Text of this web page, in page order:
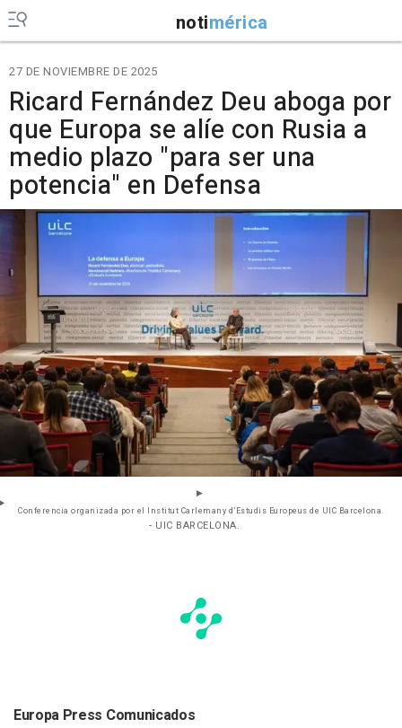
notimérica
27 DE NOVIEMBRE DE 2025
Ricard Fernández Deu aboga por
que Europa se alíe con Rusia a
medio plazo "para ser una
potencia" en Defensa
Conferencia organizada por el Institut Carlemany d’Estudis Europeus de UIC Barcelona.
- UIC BARCELONA.
Europa Press Comunicados